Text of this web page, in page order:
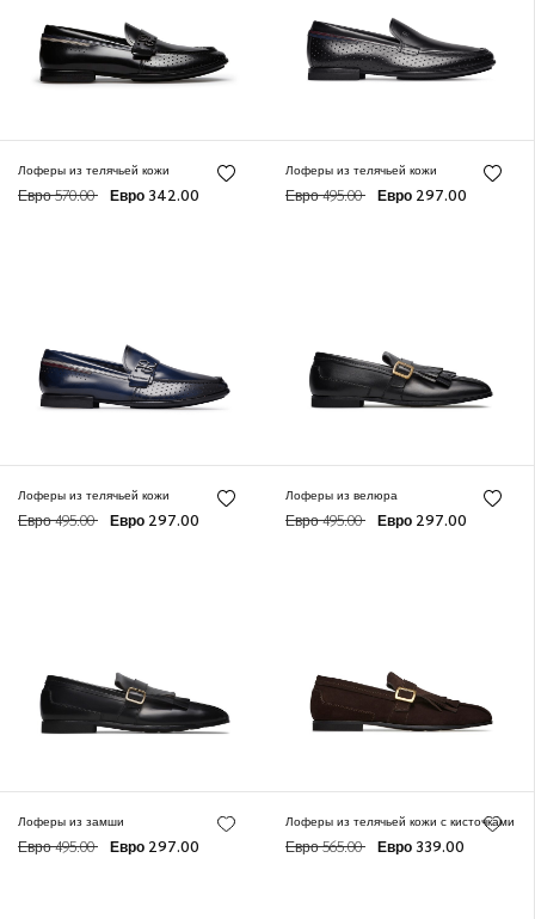
Лоферы из телячьей кожи
Евро 570.00 Евро 342.00
Лоферы из телячьей кожи
Евро 495.00 Евро 297.00
Лоферы из телячьей кожи
Евро 495.00 Евро 297.00
Лоферы из велюра
Евро 495.00 Евро 297.00
Лоферы из замши
Евро 495.00 Евро 297.00
Лоферы из телячьей кожи с кисточками
Евро 565.00 Евро 339.00